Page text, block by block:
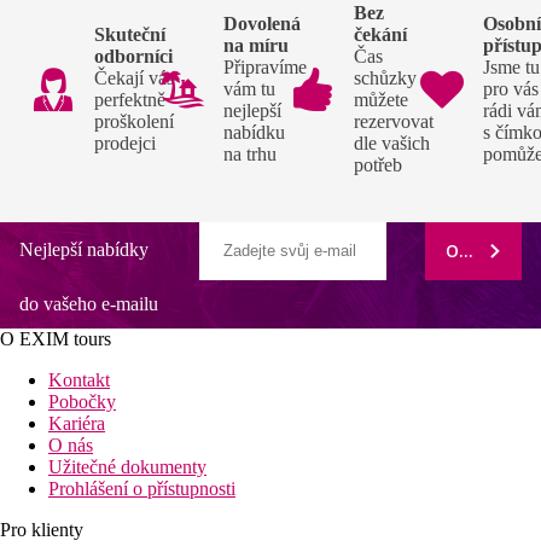
Skuteční
odborníci
Čekají vás
perfektně
proškolení
prodejci
Dovolená
na míru
Připravíme
vám tu
nejlepší
nabídku
na trhu
Bez
čekání
Čas
schůzky si
můžete
rezervovat
dle vašich
potřeb
Osobní
Jsme tu
pro
rádi
s
Nejlepší nabídky
do vašeho e-mailu
ODEBÍRAT
O EXIM tours
Kontakt
Pobočky
Kariéra
O nás
Užitečné dokumenty
Prohlášení o přístupnosti
Pro klienty